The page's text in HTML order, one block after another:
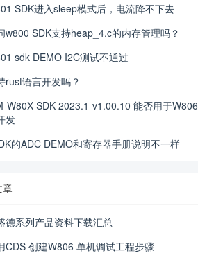
SDK进入sleep模式后，电流降不下去
w800 SDK支持heap_4.c的内存管理吗？
sdk DEMO I2C测试不通过
rust语言开发吗？
W80X-SDK-2023.1-v1.00.10 能否用于W806
发
的ADC DEMO和寄存器手册说明不一样
章
德系列产品资料下载汇总
CDS 创建W806 单机调试工程步骤